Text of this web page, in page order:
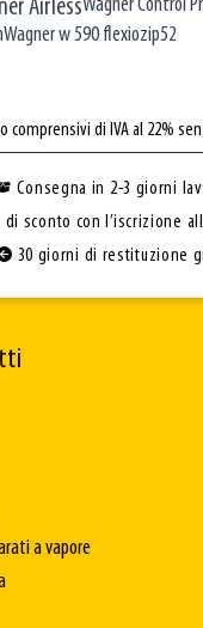
AirlessWagner Control
Wagner w 590 flexiozip52
comprensivi di IVA al 22%
Consegna in 2-3 giorni
di sconto con l’iscrizione
30 giorni di restituzione
a vapore